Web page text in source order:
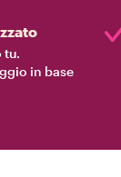
tu.
in base